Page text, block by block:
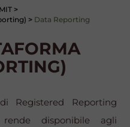
>
> Data Reporting
Registered Reporting
rende disponibile agli